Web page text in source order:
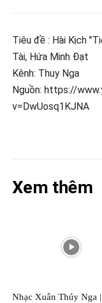
Tiêu đề : Hài Kịch
Tài, Hứa Minh Đạt
Kênh: Thuy Nga
Nguồn: https://
v=DwUosq1KJNA
Xem thêm
Nhạc Xuân Thúy Nga